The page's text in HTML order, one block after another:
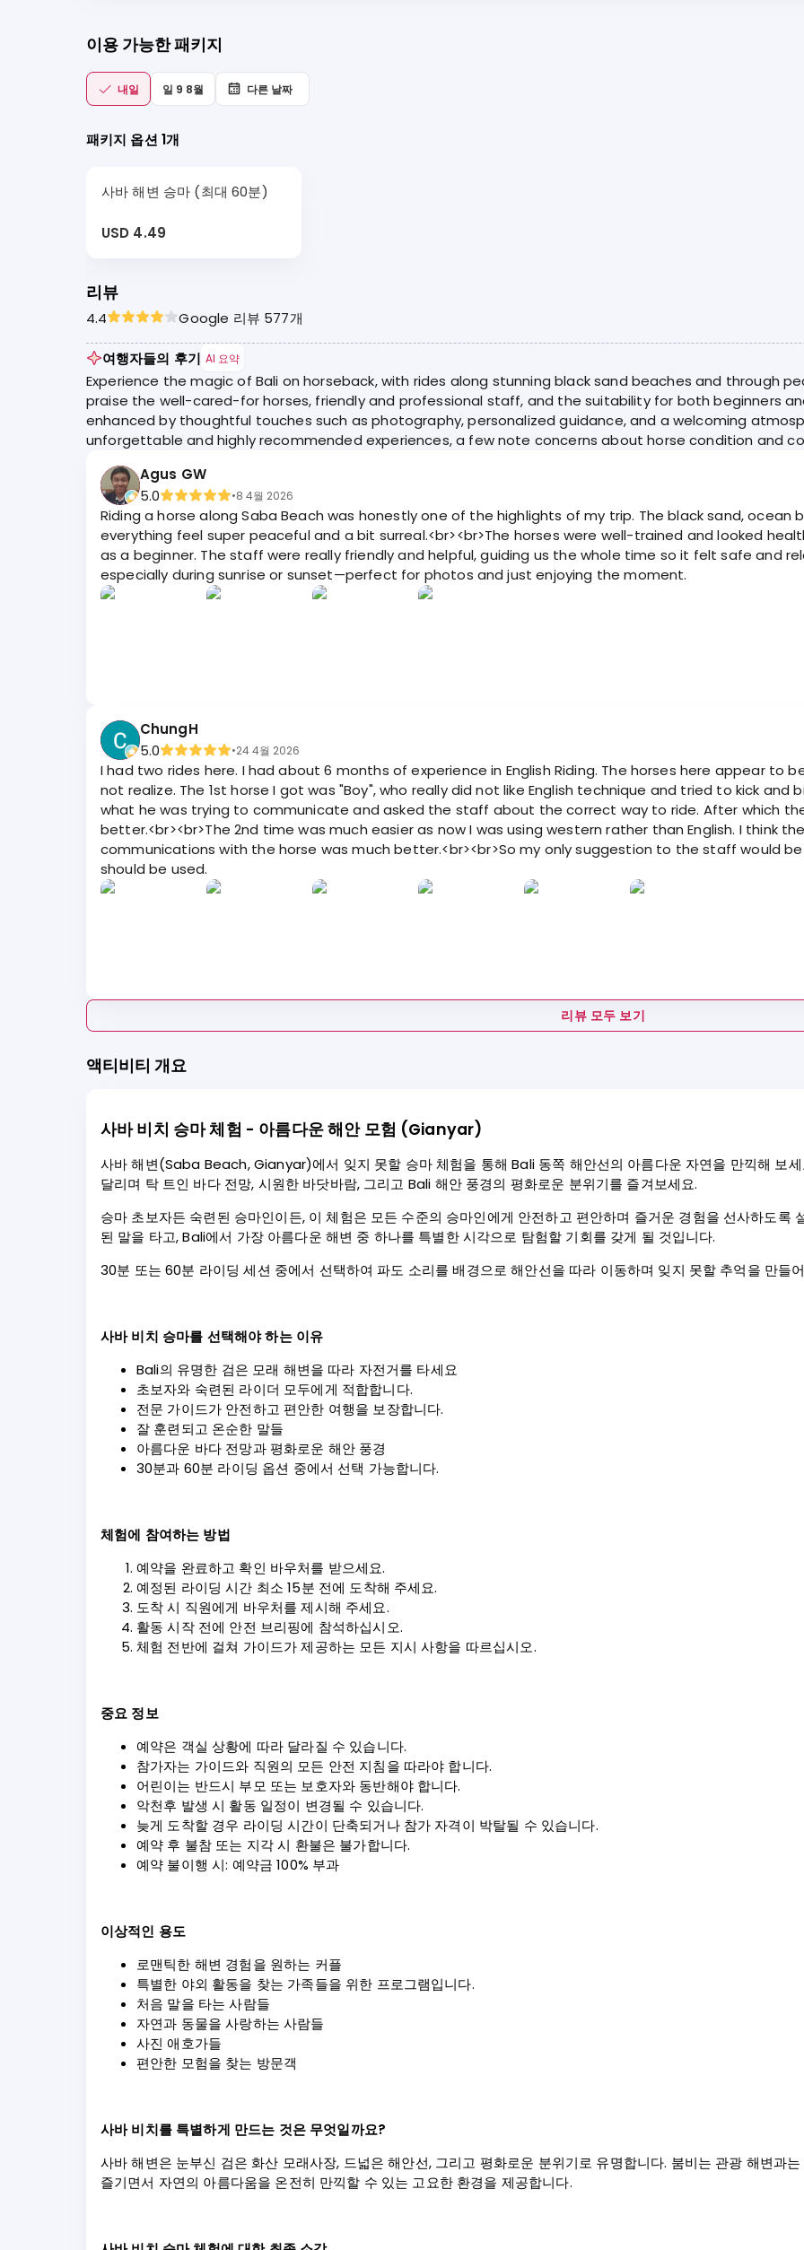
이용 가능한 패키지
내일 일 9 8월 다른 날짜
패키지 옵션 1개
사바 해변 승마 (최대 60분)
USD 4.49
리뷰
4.4
Google 리뷰 577개
여행자들의 후기 AI 요약
Experience the magic of Bali on horseback, with rides along stunning black sand beaches and through
praise the well-cared-for horses, friendly and professional staff, and the suitability for both beginners
enhanced by thoughtful touches such as photography, personalized guidance, and a welcoming
unforgettable and highly recommended experiences, a few note concerns about horse condition and
Agus GW
5.0
•8 4월 2026
Riding a horse along Saba Beach was honestly one of the highlights of my trip. The black sand,
everything feel super peaceful and a bit surreal.<br><br>The horses were well-trained and looked
as a beginner. The staff were really friendly and helpful, guiding us the whole time so it felt safe and
especially during sunrise or sunset—perfect for photos and just enjoying the moment.
ChungH
5.0
•24 4월 2026
I had two rides here. I had about 6 months of experience in English Riding. The horses here appear to
not realize. The 1st horse I got was "Boy", who really did not like English technique and tried to kick
what he was trying to communicate and asked the staff about the correct way to ride. After which
better.<br><br>The 2nd time was much easier as now I was using western rather than English. I think
communications with the horse was much better.<br><br>So my only suggestion to the staff would
should be used.
리뷰 모두 보기
액티비티 개요
사바 비치 승마 체험 - 아름다운 해안 모험 (Gianyar)
사바 해변(Saba Beach, Gianyar)에서 잊지 못할 승마 체험을 통해 Bali 동쪽 해안선의 아름다운 자연을 만끽해 보
달리며 탁 트인 바다 전망, 시원한 바닷바람, 그리고 Bali 해안 풍경의 평화로운 분위기를 즐겨보세요.
승마 초보자든 숙련된 승마인이든, 이 체험은 모든 수준의 승마인에게 안전하고 편안하며 즐거운 경험을 선사하도록
된 말을 타고, Bali에서 가장 아름다운 해변 중 하나를 특별한 시각으로 탐험할 기회를 갖게 될 것입니다.
30분 또는 60분 라이딩 세션 중에서 선택하여 파도 소리를 배경으로 해안선을 따라 이동하며 잊지 못할 추억을 만들
사바 비치 승마를 선택해야 하는 이유
Bali의 유명한 검은 모래 해변을 따라 자전거를 타세요
초보자와 숙련된 라이더 모두에게 적합합니다.
전문 가이드가 안전하고 편안한 여행을 보장합니다.
잘 훈련되고 온순한 말들
아름다운 바다 전망과 평화로운 해안 풍경
30분과 60분 라이딩 옵션 중에서 선택 가능합니다.
체험에 참여하는 방법
예약을 완료하고 확인 바우처를 받으세요.
예정된 라이딩 시간 최소 15분 전에 도착해 주세요.
도착 시 직원에게 바우처를 제시해 주세요.
활동 시작 전에 안전 브리핑에 참석하십시오.
체험 전반에 걸쳐 가이드가 제공하는 모든 지시 사항을 따르십시오.
중요 정보
예약은 객실 상황에 따라 달라질 수 있습니다.
참가자는 가이드와 직원의 모든 안전 지침을 따라야 합니다.
어린이는 반드시 부모 또는 보호자와 동반해야 합니다.
악천후 발생 시 활동 일정이 변경될 수 있습니다.
늦게 도착할 경우 라이딩 시간이 단축되거나 참가 자격이 박탈될 수 있습니다.
예약 후 불참 또는 지각 시 환불은 불가합니다.
예약 불이행 시: 예약금 100% 부과
이상적인 용도
로맨틱한 해변 경험을 원하는 커플
특별한 야외 활동을 찾는 가족들을 위한 프로그램입니다.
처음 말을 타는 사람들
자연과 동물을 사랑하는 사람들
사진 애호가들
편안한 모험을 찾는 방문객
사바 비치를 특별하게 만드는 것은 무엇일까요?
사바 해변은 눈부신 검은 화산 모래사장, 드넓은 해안선, 그리고 평화로운 분위기로 유명합니다. 붐비는 관광 해변과
즐기면서 자연의 아름다움을 온전히 만끽할 수 있는 고요한 환경을 제공합니다.